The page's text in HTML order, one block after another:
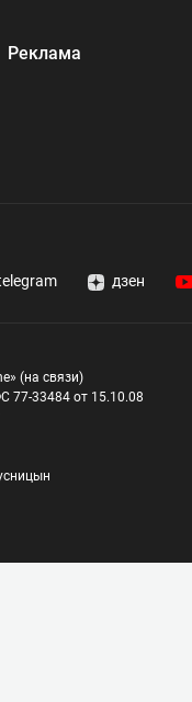
Реклама
дзен
(на связи)
77-33484 от 15.10.08